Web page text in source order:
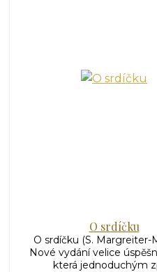
O srdíčku
O srdíčku (S. Margreiter-
Nové vydání velice
která jednoduchým